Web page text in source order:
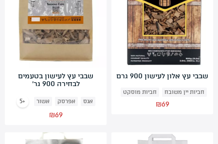
שבבי עץ אלון לעישון 900 גרם
חביות יין משובח חביות מוסקט
₪69
שבבי עץ לעישון בטעמים
לבחירה 900 גר’
אגס אפרסק אשור +5
₪69